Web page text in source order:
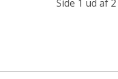
Side 1 ud af 2